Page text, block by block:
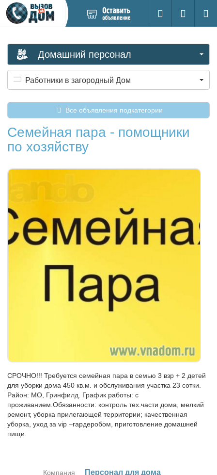
новое
Поиск
Вход на
Домашний персонал
Работники в загородный Дом
Все объявления подкатегории
Семейная пара - помощники
по хозяйству
СРОЧНО!!! Требуется семейная пара в семью 3 взр + 2 детей
для уборки дома 450 кв.м. и обслуживания участка 23 сотки.
Район: МО, Гринфилд. График работы: с
проживанием.Обязанности: контроль тех.части дома, мелкий
ремонт, уборка прилегающей территории; качественная
уборка, уход за vip –гардеробом, приготовление домашней
пищи.
Компания Пер­со­нал для до­ма